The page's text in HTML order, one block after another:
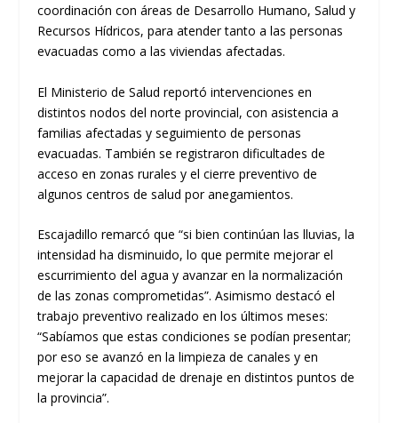
coordinación con áreas de Desarrollo Humano, Salud y
Recursos Hídricos, para atender tanto a las personas
evacuadas como a las viviendas afectadas.
El Ministerio de Salud reportó intervenciones en
distintos nodos del norte provincial, con asistencia a
familias afectadas y seguimiento de personas
evacuadas. También se registraron dificultades de
acceso en zonas rurales y el cierre preventivo de
algunos centros de salud por anegamientos.
Escajadillo remarcó que “si bien continúan las lluvias, la
intensidad ha disminuido, lo que permite mejorar el
escurrimiento del agua y avanzar en la normalización
de las zonas comprometidas”. Asimismo destacó el
trabajo preventivo realizado en los últimos meses:
“Sabíamos que estas condiciones se podían presentar;
por eso se avanzó en la limpieza de canales y en
mejorar la capacidad de drenaje en distintos puntos de
la provincia”.